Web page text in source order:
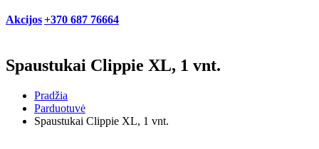
Akcijos+370 687 76664
Spaustukai Clippie XL, 1 vnt.
Pradžia
Parduotuvė
Spaustukai Clippie XL, 1 vnt.